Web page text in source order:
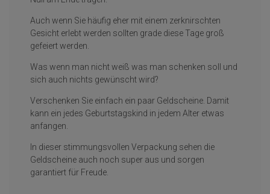
Auch wenn Sie häufig eher mit einem zerknirschten
Gesicht erlebt werden sollten grade diese Tage groß
gefeiert werden.
Was wenn man nicht weiß was man schenken soll und
sich auch nichts gewünscht wird?
Verschenken Sie einfach ein paar Geldscheine. Damit
kann ein jedes Geburtstagskind in jedem Alter etwas
anfangen.
In dieser stimmungsvollen Verpackung sehen die
Geldscheine auch noch super aus und sorgen
garantiert für Freude.